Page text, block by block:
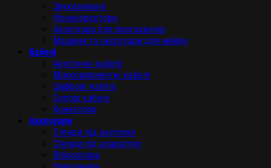
Звукознімачі
Фонокоректори
Аксесуари для програвачів
Машини та аксесуари для мийки
Кабелі
Акустичні кабелі
Міжкомпонентні кабелі
Цифрові кабелі
Силові кабелі
Конектори
Аксесуари
Стенди під акустику
Стенди під апаратуру
Віброопори